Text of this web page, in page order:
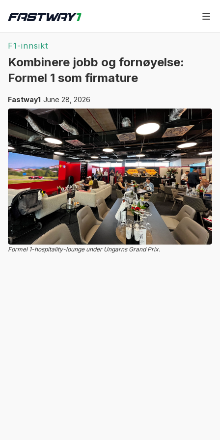
F1-innsikt
Kombinere jobb og fornøyelse:
Formel 1 som firmature
Fastway1 June 28, 2026
Formel 1-hospitality-lounge under Ungarns Grand Prix.